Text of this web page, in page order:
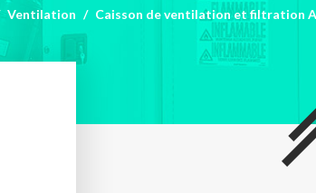
Ventilation Caisson de ventilation et filtration